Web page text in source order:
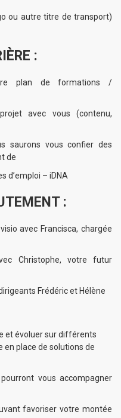
ou autre titre de transport)
:
plan de formations /
avec vous (contenu,
saurons vous confier des
de
d’emploi – iDNA
:
avec Francisca, chargée
Christophe, votre futur
Frédéricet Hélène
et évoluer sur différents
en place de solutions de
vous accompagner
favoriser votre montée